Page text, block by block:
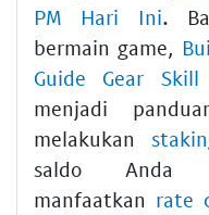
PM Hari Ini.
bermain game,
Guide Gear
menjadi
melakukan
saldo Anda
manfaatkan rate